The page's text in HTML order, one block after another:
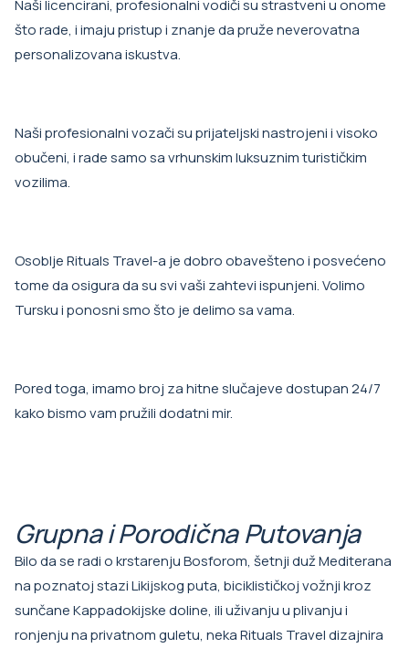
Naši licencirani, profesionalni vodiči su strastveni u onome
što rade, i imaju pristup i znanje da pruže neverovatna
personalizovana iskustva.
Naši profesionalni vozači su prijateljski nastrojeni i visoko
obučeni, i rade samo sa vrhunskim luksuznim turističkim
vozilima.
Osoblje Rituals Travel-a je dobro obavešteno i posvećeno
tome da osigura da su svi vaši zahtevi ispunjeni. Volimo
Tursku i ponosni smo što je delimo sa vama.
Pored toga, imamo broj za hitne slučajeve dostupan 24/7
kako bismo vam pružili dodatni mir.
Grupna i Porodična Putovanja
Bilo da se radi o krstarenju Bosforom, šetnji duž Mediterana
na poznatoj stazi Likijskog puta, biciklističkoj vožnji kroz
sunčane Kappadokijske doline, ili uživanju u plivanju i
ronjenju na privatnom guletu, neka Rituals Travel dizajnira